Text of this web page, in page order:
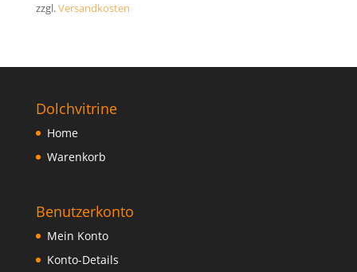
zzgl.Versandkosten
Dolchvitrine
Home
Warenkorb
Benutzerkonto
Mein Konto
Konto-Details